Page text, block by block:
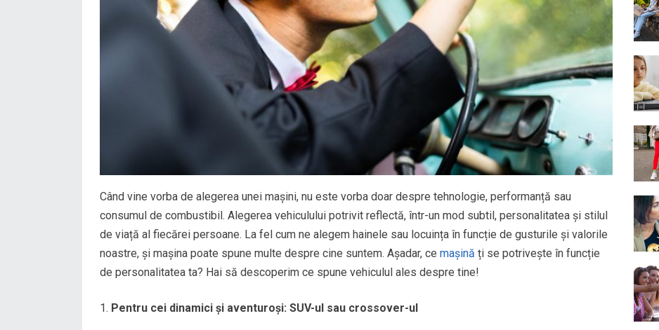
Când vine vorba de alegerea unei mașini, nu este vorba doar despre tehnologie, performanță sau
consumul de combustibil. Alegerea vehiculului potrivit reflectă, într-un mod subtil, personalitatea și stilul
de viață al fiecărei persoane. La fel cum ne alegem hainele sau locuința în funcție de gusturile și valorile
noastre, și mașina poate spune multe despre cine suntem. Așadar, ce mașină ți se potrivește în funcție
de personalitatea ta? Hai să descoperim ce spune vehiculul ales despre tine!
Pentru cei dinamici și aventuroși: SUV-ul sau crossover-ul